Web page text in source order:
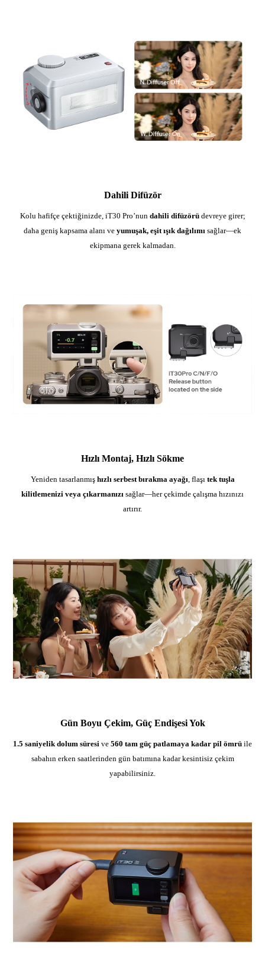
Dahili Difüzör
Kolu hafifçe çektiğinizde, iT30 Pro’nun dahili difüzörüdevreye girer;
daha geniş kapsama alanı ve yumuşak, eşit ışık dağılımı sağlar—ek
ekipmana gerek kalmadan.
Hızlı Montaj, Hızlı Sökme
Yeniden tasarlanmış hızlı serbest bırakma ayağı , flaşı tek tuşla
kilitlemenizi veya çıkarmanızı sağlar—her çekimde çalışma hızınızı
artırır.
Gün Boyu Çekim, Güç Endişesi Yok
1.5 saniyelik dolum süresi ve 560 tam güç patlamaya kadar pil ömrü ile
sabahın erken saatlerinden gün batımına kadar kesintisiz çekim
yapabilirsiniz.